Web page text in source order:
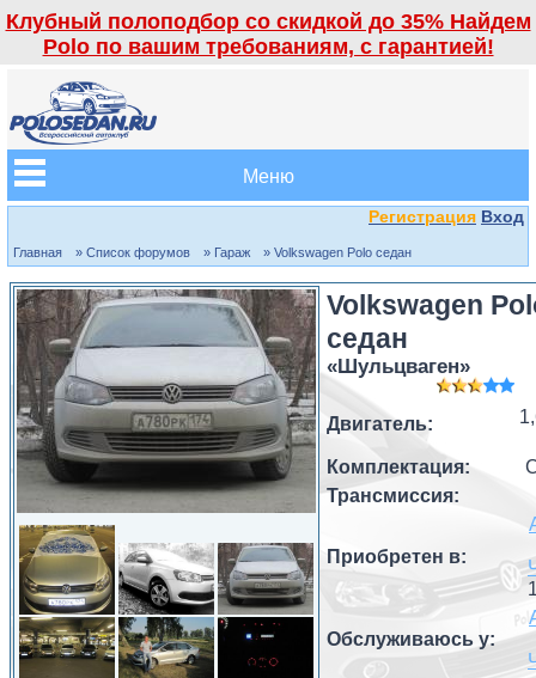
Клубный полоподбор со скидкой до 35% Найдем
Polo по вашим требованиям, с гарантией!
Меню
Регистрация Вход
Главная » Список форумов » Гараж » Volkswagen Polo седан
Volkswagen
седан
«Шульцваген»
Двигатель:
Комплектация:
Трансмиссия:
Приобретен в:
Обслуживаюсь у: